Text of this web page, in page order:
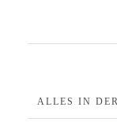
ALLES IN